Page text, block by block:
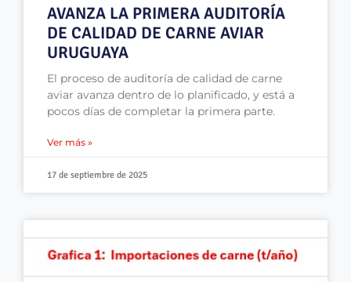
AVANZA LA PRIMERA AUDITORÍA
DE CALIDAD DE CARNE AVIAR
URUGUAYA
El proceso de auditoría de calidad de carne
aviar avanza dentro de lo planificado, y está a
pocos días de completar la primera parte.
Ver más »
17 de septiembre de 2025